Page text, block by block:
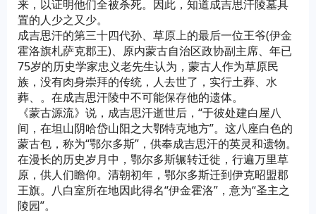
来，以证明他们全被杀死。因此，知道成吉思汗陵墓具
置的人少之又少。
成吉思汗的第三十四代孙、草原上的最后一位王爷(伊金
霍洛旗札萨克郡王)、原内蒙古自治区政协副主席、年已
75岁的历史学家忠义老先生认为，蒙古人作为草原民
族，没有肉身崇拜的传统，人去世了，实行土葬、水
葬、。在成吉思汗陵中不可能保存他的遗体。
《蒙古源流》说，成吉思汗逝世后，“于彼处建白屋八
间，在坦山阴哈岱山阳之大鄂特克地方”。这八座白色的
蒙古包，称为“鄂尔多斯”，供奉成吉思汗的英灵和遗物。
在漫长的历史岁月中，鄂尔多斯辗转迁徙，行遍万里草
原，供人们瞻仰。清朝初年，鄂尔多斯迁到伊克昭盟郡
王旗。八白室所在地因此得名“伊金霍洛”，意为“圣主之
陵园”。